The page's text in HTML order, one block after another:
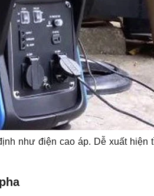
như điện cao áp. Dễ xuất hiện